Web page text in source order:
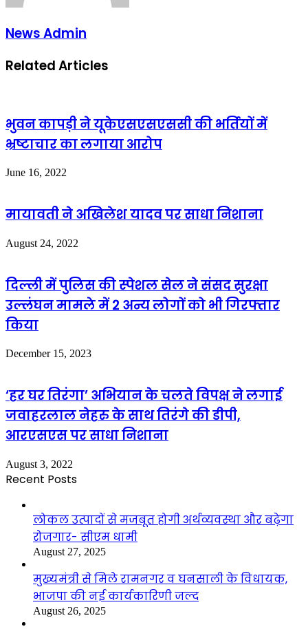
News Admin
Related Articles
भुवन कापड़ी ने यूकेएसएसएससी की भर्तियों में
भ्रष्टाचार का लगाया आरोप
June 16, 2022
मायावती ने अखिलेश यादव पर साधा निशाना
August 24, 2022
दिल्ली में पुलिस की स्पेशल सेल ने संसद सुरक्षा
उल्लंघन मामले में 2 अन्य लोगों को भी गिरफ्तार
किया
December 15, 2023
‘हर घर तिरंगा’ अभियान के चलते विपक्ष ने लगाई
जवाहरलाल नेहरु के साथ तिरंगे की डीपी,
आरएसएस पर साधा निशाना
August 3, 2022
Recent Posts
लोकल उत्पादों से मजबूत होगी अर्थव्यवस्था और बढ़ेगा
रोजगार- सीएम धामी
August 27, 2025
मुख्यमंत्री से मिले रामनगर व घनसाली के विधायक,
भाजपा की नई कार्यकारिणी जल्द
August 26, 2025